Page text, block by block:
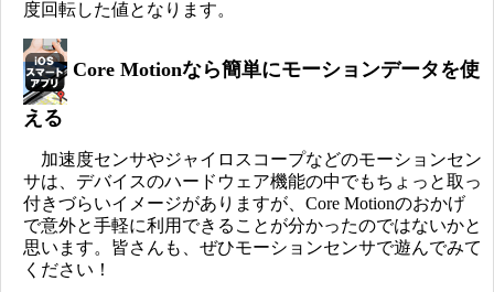
度回転した値となります。
Core Motionなら簡単にモーションデータを使
える
加速度センサやジャイロスコープなどのモーションセン
サは、デバイスのハードウェア機能の中でもちょっと取っ
付きづらいイメージがありますが、Core Motionのおかげ
で意外と手軽に利用できることが分かったのではないかと
思います。皆さんも、ぜひモーションセンサで遊んでみて
ください！